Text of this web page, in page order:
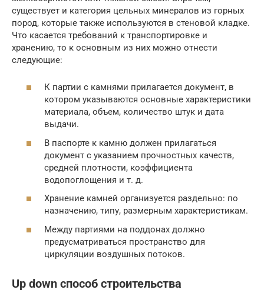
существует и категория цельных минералов из горных
пород, которые также используются в стеновой кладке.
Что касается требований к транспортировке и
хранению, то к основным из них можно отнести
следующие:
К партии с камнями прилагается документ, в
котором указываются основные характеристики
материала, объем, количество штук и дата
выдачи.
В паспорте к камню должен прилагаться
документ с указанием прочностных качеств,
средней плотности, коэффициента
водопоглощения и т. д.
Хранение камней организуется раздельно: по
назначению, типу, размерным характеристикам.
Между партиями на поддонах должно
предусматриваться пространство для
циркуляции воздушных потоков.
Up down способ строительства